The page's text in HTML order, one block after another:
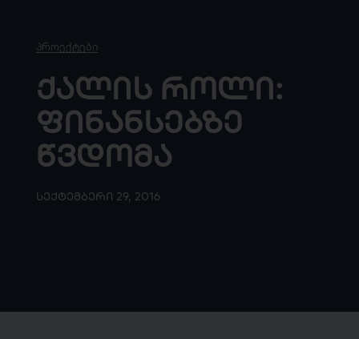
Პროექტები
Ქალის Როლი:
Ფინანსებზე
Წვდომა
Სექტემბერი 29, 2016